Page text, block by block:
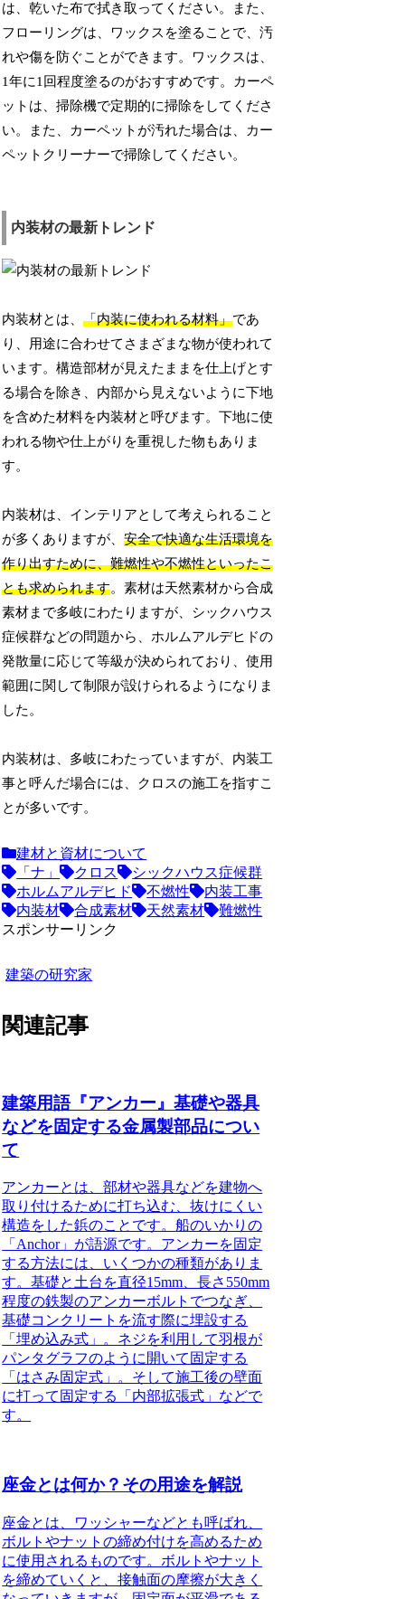
は、乾いた布で拭き取ってください。また、
フローリングは、ワックスを塗ることで、汚
れや傷を防ぐことができます。ワックスは、
1年に1回程度塗るのがおすすめです。カーペ
ットは、掃除機で定期的に掃除をしてくださ
い。また、カーペットが汚れた場合は、カー
ペットクリーナーで掃除してください。
内装材の最新トレンド
内装材とは、「内装に使われる材料」であ
り、用途に合わせてさまざまな物が使われて
います。構造部材が見えたままを仕上げとす
る場合を除き、内部から見えないように下地
を含めた材料を内装材と呼びます。下地に使
われる物や仕上がりを重視した物もありま
す。
内装材は、インテリアとして考えられること
が多くありますが、安全で快適な生活環境を
作り出すために、難燃性や不燃性といったこ
とも求められます。素材は天然素材から合成
素材まで多岐にわたりますが、シックハウス
症候群などの問題から、ホルムアルデヒドの
発散量に応じて等級が決められており、使用
範囲に関して制限が設けられるようになりま
した。
内装材は、多岐にわたっていますが、内装工
事と呼んだ場合には、クロスの施工を指すこ
とが多いです。
建材と資材について
「ナ」
クロス
シックハウス症候群
ホルムアルデヒド
不燃性
内装工事
内装材
合成素材 天然素材
難燃性
スポンサーリンク
建築の研究家
関連記事
建築用語『アンカー』基礎や器具
などを固定する金属製部品につい
て
アンカーとは、部材や器具などを建物へ
取り付けるために打ち込む、抜けにくい
構造をした鋲のことです。船のいかりの
「Anchor」が語源です。アンカーを固定
する方法には、いくつかの種類がありま
す。基礎と土台を直径15mm、長さ550mm
程度の鉄製のアンカーボルトでつなぎ、
基礎コンクリートを流す際に埋設する
「埋め込み式」。ネジを利用して羽根が
パンタグラフのように開いて固定する
「はさみ固定式」。そして施工後の壁面
に打って固定する「内部拡張式」などで
す。
座金とは何か？その用途を解説
座金とは 、ワッシャーなどとも呼ばれ、
ボルトやナットの締め付けを高めるため
に使用されるものです。ボルトやナット
を締めていくと、接触面の摩擦が大きく